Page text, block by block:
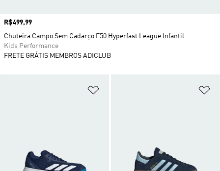
Preço
R$499,99
Chuteira Campo Sem Cadarço F50 Hyperfast League Infantil
Kids Performance
FRETE GRÁTIS MEMBROS ADICLUB